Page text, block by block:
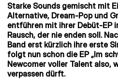
Starke Sounds gemischt mit
Alternative, Dream-Pop und
entführen mit ihrer Debüt-EP
Rausch, der nie enden soll.
Band erst kürzlich ihre erste
folgt nun schon die EP „Im
Newcomer voller Talent also,
verpassen dürft.